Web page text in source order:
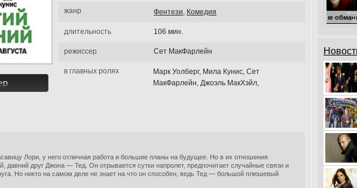
жанр Фентези, Комедия
длительность 106 мин.
режиссер Сет МакФарлейн
в главных ролях
Марк Уолберг, Мила Кунис, Сет
МакФарлейн, Джоэль МакХэйл,
Лори, у него отличная работа и большие планы на будущее. Но в их отношения
давний друг Джона — Тед. Он отрывается сутки напролет, предпочитает случайные связи и
Но никто на самом деле не знает на что он способен, ведь Тед — большой плюшевый
Милые обманщицы